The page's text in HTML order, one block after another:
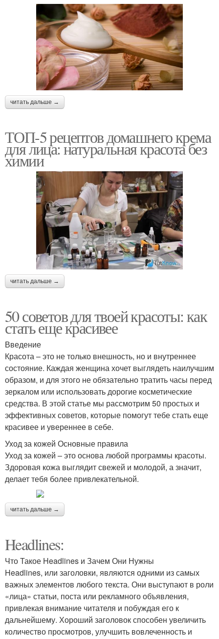
читать дальше →
ТОП-5 рецептов домашнего крема
для лица: натуральная красота без
химии
читать дальше →
50 советов для твоей красоты: как
стать еще красивее
Введение
Красота – это не только внешность, но и внутреннее
состояние. Каждая женщина хочет выглядеть наилучшим
образом, и для этого не обязательно тратить часы перед
зеркалом или использовать дорогие косметические
средства. В этой статье мы рассмотрим 50 простых и
эффективных советов, которые помогут тебе стать еще
красивее и увереннее в себе.
Уход за кожей Основные правила
Уход за кожей – это основа любой программы красоты.
Здоровая кожа выглядит свежей и молодой, а значит,
делает тебя более привлекательной.
читать дальше →
Headlines:
Что Такое Headlines и Зачем Они Нужны
Headlines, или заголовки, являются одними из самых
важных элементов любого текста. Они выступают в роли
«лица» статьи, поста или рекламного объявления,
привлекая внимание читателя и побуждая его к
дальнейшему. Хороший заголовок способен увеличить
количество просмотров, улучшить вовлеченность и